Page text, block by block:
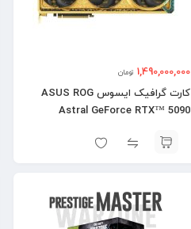
1,490,000,000 تومان
کارت گرافیک ایسوس ASUS ROG
Astral GeForce RTX™ 5090